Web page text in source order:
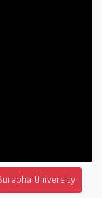
University